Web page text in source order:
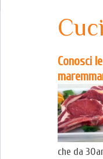
Conosci
che da